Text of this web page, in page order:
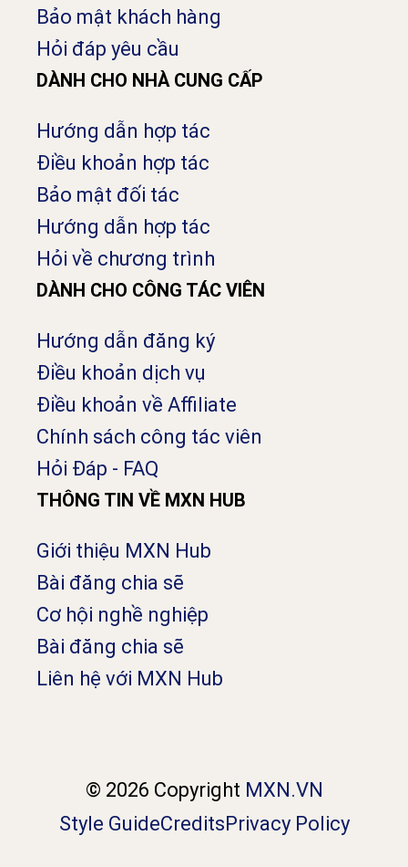
Bảo mật khách hàng
Hỏi đáp yêu cầu
DÀNH CHO NHÀ CUNG CẤP
Hướng dẫn hợp tác
Điều khoản hợp tác
Bảo mật đối tác
Hướng dẫn hợp tác
Hỏi về chương trình
DÀNH CHO CÔNG TÁC VIÊN
Hướng dẫn đăng ký
Điều khoản dịch vụ
Điều khoản về Affiliate
Chính sách công tác viên
Hỏi Đáp - FAQ
THÔNG TIN VỀ MXN HUB
Giới thiệu MXN Hub
Bài đăng chia sẽ
Cơ hội nghề nghiệp
Bài đăng chia sẽ
Liên hệ với MXN Hub
© 2026 Copyright MXN.VN
Style GuideCreditsPrivacy Policy